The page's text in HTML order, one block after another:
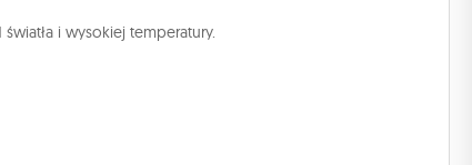
i wysokiej temperatury.